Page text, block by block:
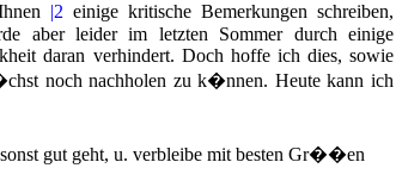
|2 einige kritische Bemerkungen schreiben,
aber leider im letzten Sommer durch einige
daran verhindert. Doch hoffe ich dies, sowie
noch nachholen zu k�nnen. Heute kann ich
gut geht, u. verbleibe mit besten Gr��en